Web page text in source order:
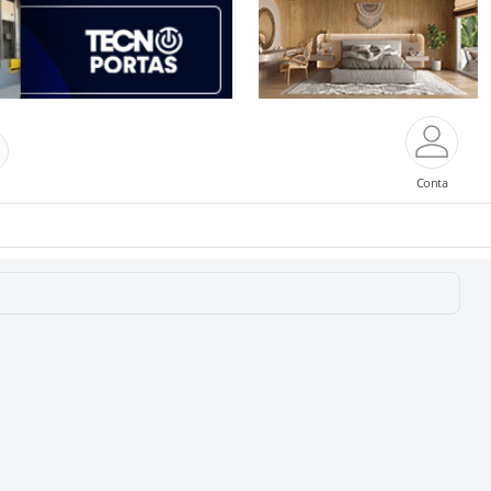
Conta